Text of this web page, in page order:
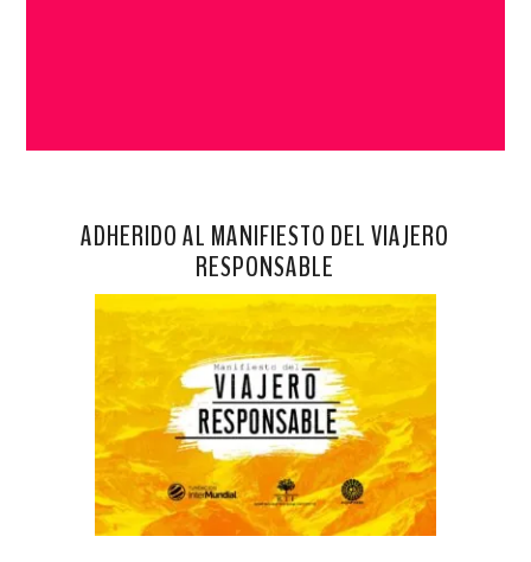
ADHERIDO AL MANIFIESTO DEL VIAJERO
RESPONSABLE